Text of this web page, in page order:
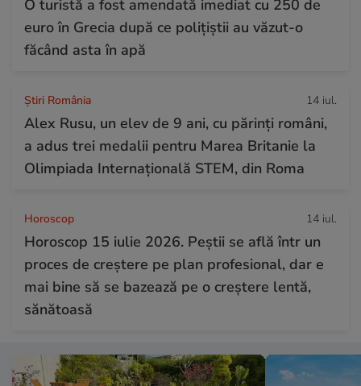
O turistă a fost amendată imediat cu 250 de
euro în Grecia după ce polițiștii au văzut-o
făcând asta în apă
Știri România 14 iul.
Alex Rusu, un elev de 9 ani, cu părinți români,
a adus trei medalii pentru Marea Britanie la
Olimpiada Internațională STEM, din Roma
Horoscop 14 iul.
Horoscop 15 iulie 2026. Peștii se află într un
proces de creștere pe plan profesional, dar e
mai bine să se bazează pe o creștere lentă,
sănătoasă